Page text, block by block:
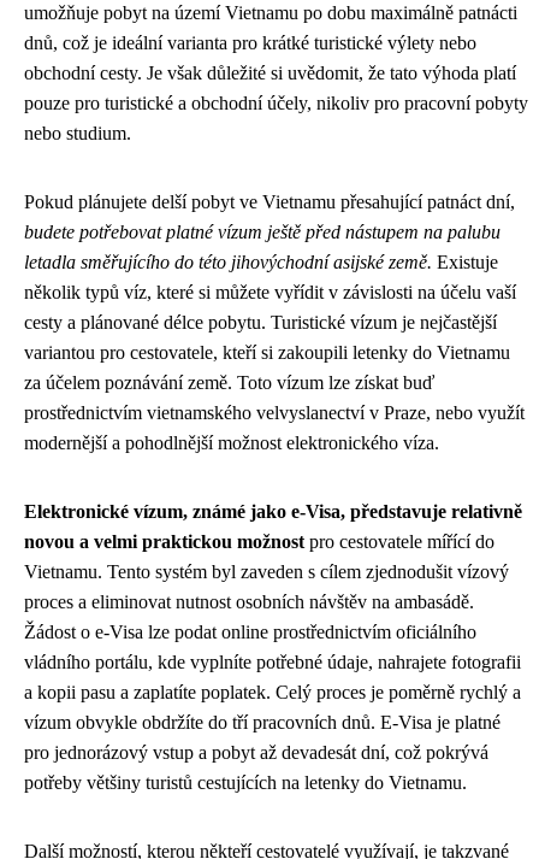
umožňuje pobyt na území Vietnamu po dobu maximálně patnácti
dnů, což je ideální varianta pro krátké turistické výlety nebo
obchodní cesty. Je však důležité si uvědomit, že tato výhoda platí
pouze pro turistické a obchodní účely, nikoliv pro pracovní pobyty
nebo studium.
Pokud plánujete delší pobyt ve Vietnamu přesahující patnáct dní,
budete potřebovat platné vízum ještě před nástupem na palubu
letadla směřujícího do této jihovýchodní asijské země. Existuje
několik typů víz, které si můžete vyřídit v závislosti na účelu vaší
cesty a plánované délce pobytu. Turistické vízum je nejčastější
variantou pro cestovatele, kteří si zakoupili letenky do Vietnamu
za účelem poznávání země. Toto vízum lze získat buď
prostřednictvím vietnamského velvyslanectví v Praze, nebo využít
modernější a pohodlnější možnost elektronického víza.
Elektronické vízum, známé jako e-Visa, představuje relativně
novou a velmi praktickou možnost pro cestovatele mířící do
Vietnamu. Tento systém byl zaveden s cílem zjednodušit vízový
proces a eliminovat nutnost osobních návštěv na ambasádě.
Žádost o e-Visa lze podat online prostřednictvím oficiálního
vládního portálu, kde vyplníte potřebné údaje, nahrajete fotografii
a kopii pasu a zaplatíte poplatek. Celý proces je poměrně rychlý a
vízum obvykle obdržíte do tří pracovních dnů. E-Visa je platné
pro jednorázový vstup a pobyt až devadesát dní, což pokrývá
potřeby většiny turistů cestujících na letenky do Vietnamu.
Další možností, kterou někteří cestovatelé využívají, je takzvané